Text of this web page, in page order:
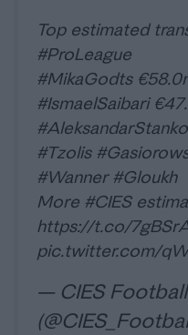
Top estimated
#ProLeague
#MikaGodts
#IsmaelSaibari
#Tzolis
#Wanner #Gloukh
More #CIES
https://t.co/
pic.twitter.com/
— CIES